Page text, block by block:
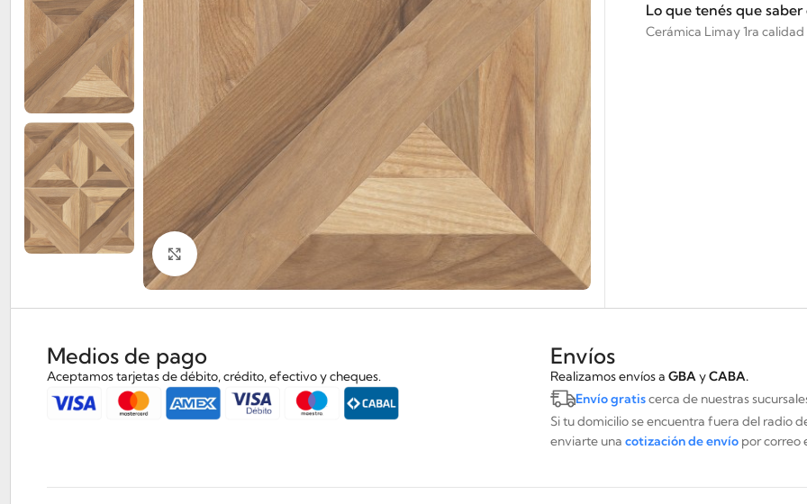
Clickee para agrandar
Lo que tenés que
Cerámica Limay 1ra calidad
Medios de pago
Aceptamos tarjetas de débito, crédito, efectivo y cheques.
Envíos
Realizamos envíos a GBAyCABA.
Envío gratiscerca de nuestras
Si tu domicilio se encuentra fuera del radio
enviarte una cotización de envío por correo